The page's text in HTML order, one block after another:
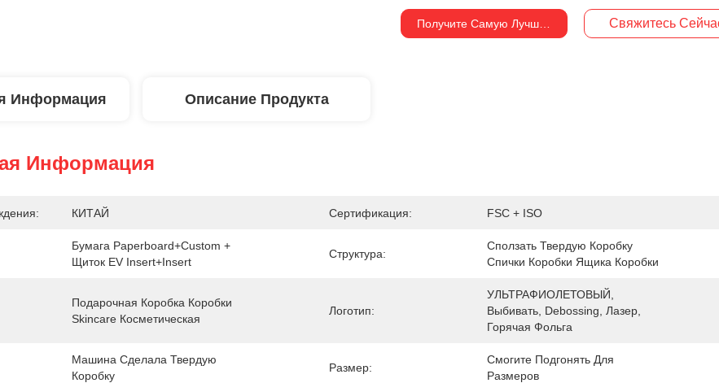
Получите Самую Лучшую Цену Свяжитесь
Информация Описание Продукта
Информация
КИТАЙ Сертификация: FSC + ISO
Бумага Paperboard+custom +
Щиток EV Insert+insert
Структура:
Сползать Твердую Коробку
Спички Коробки Ящика Коробки
Подарочная Коробка Коробки
Skincare Косметическая
Логотип:
УЛЬТРАФИОЛЕТОВЫЙ,
Выбивать, Debossing, Лазер,
Горячая Фольга
Машина Сделала Твердую
Коробку
Размер:
Смогите Подгонять Для
Размеров